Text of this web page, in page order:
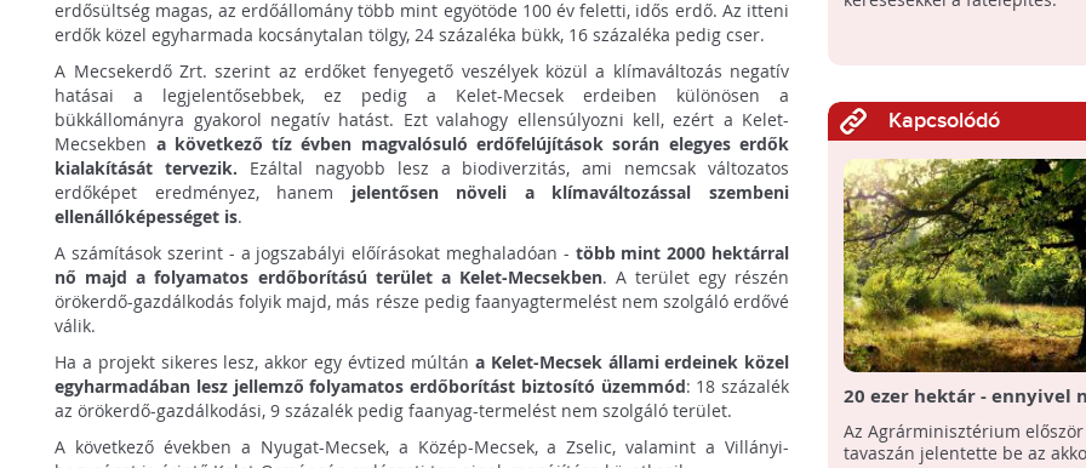
erdősültség magas, az erdőállomány több mint egyötöde 100 év feletti, idős erdő. Az itteni
erdők közel egyharmada kocsánytalan tölgy, 24 százaléka bükk, 16 százaléka pedig cser.
A Mecsekerdő Zrt. szerint az erdőket fenyegető veszélyek közül a klímaváltozás negatív
hatásai a legjelentősebbek, ez pedig a Kelet-Mecsek erdeiben különösen a
bükkállományra gyakorol negatív hatást. Ezt valahogy ellensúlyozni kell, ezért a Kelet-
Mecsekben a következő tíz évben magvalósuló erdőfelújítások során elegyes erdők
kialakítását tervezik. Ezáltal nagyobb lesz a biodiverzitás, ami nemcsak változatos
erdőképet eredményez, hanem jelentősen növeli a klímaváltozással szembeni
ellenállóképességet is.
A számítások szerint - a jogszabályi előírásokat meghaladóan - több mint 2000 hektárral
nő majd a folyamatos erdőborítású terület a Kelet-Mecsekben. A terület egy részén
örökerdő-gazdálkodás folyik majd, más része pedig faanyagtermelést nem szolgáló erdővé
válik.
Ha a projekt sikeres lesz, akkor egy évtized múltán a Kelet-Mecsek állami erdeinek közel
egyharmadában lesz jellemző folyamatos erdőborítást biztosító üzemmód: 18 százalék
az örökerdő-gazdálkodási, 9 százalék pedig faanyag-termelést nem szolgáló terület.
A következő években a Nyugat-Mecsek, a Közép-Mecsek, a Zselic, valamint a Villányi-
Kapcsolódó
20 ezer hektár - ennyivel
Magyarország fával
területe!
Az Agrárminisztérium először
tavaszán jelentette be az